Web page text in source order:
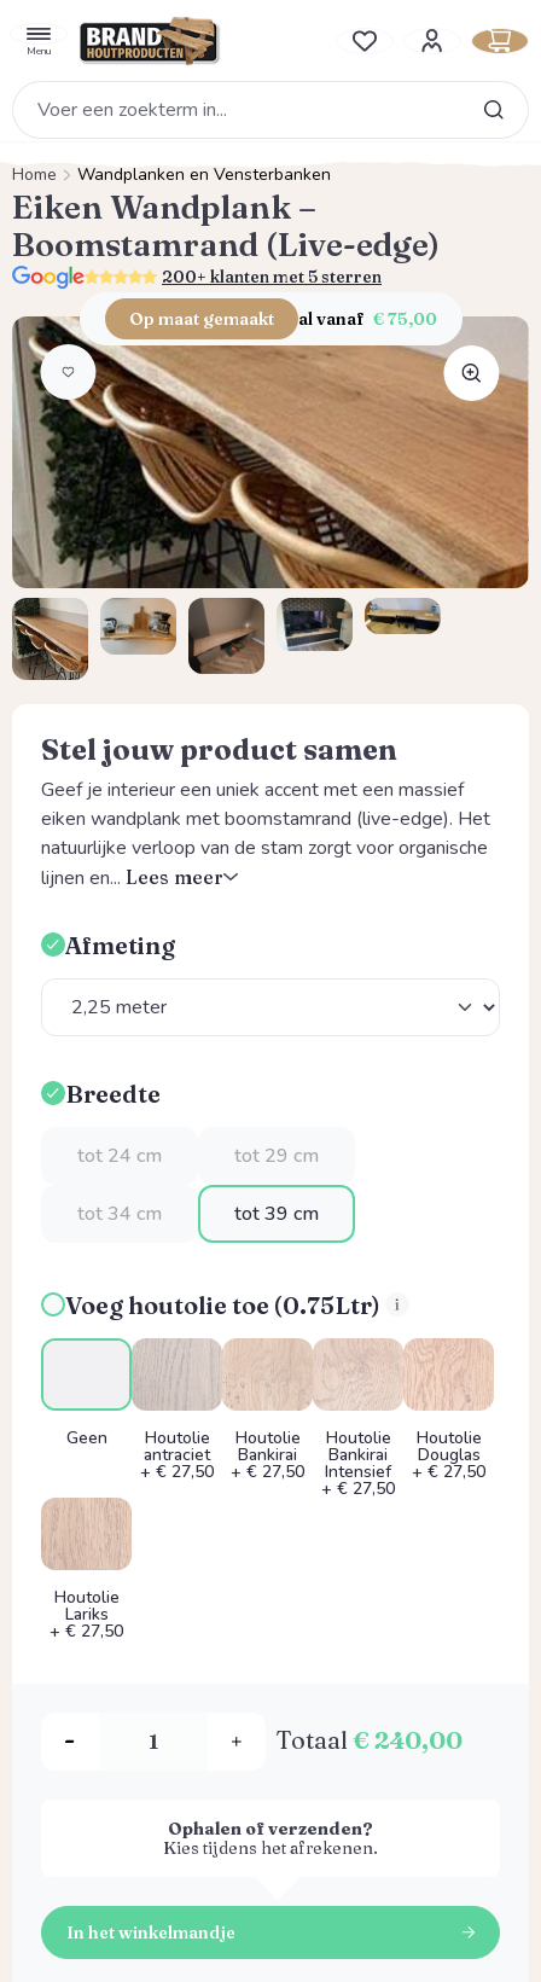
Menu Je hebt 0 items op je
Home Wandplanken en Vensterbanken
Eiken Wandplank –
Boomstamrand (Live-edge)
5.0 200+ klanten met 5 sterren
Afbeeldingengalerij overslaan
Op maat gemaakt al vanaf € 75,00
Stel jouw product samen
Geef je interieur een uniek accent met een massief
eiken wandplank met boomstamrand (live-edge). Het
natuurlijke verloop van de stam zorgt voor organische
lijnen en... Lees meer
Selecteer
Afmeting
Selecteer
Breedte
tot 24 cm tot 29 cm
tot 34 cm tot 39 cm
Voeg houtolie toe (0.75Ltr)
Geen Houtolie
antraciet
+ € 27,50
Houtolie
Bankirai
+ € 27,50
Houtolie
Bankirai
Intensief
+ € 27,50
Houtolie
Douglas
+ € 27,50
Houtolie
Lariks
+ € 27,50
Totaal € 240,00
Ophalen of verzenden?
Kies tijdens het afrekenen.
In het winkelmandje